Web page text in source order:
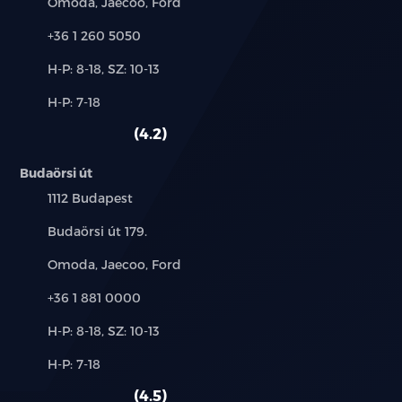
Telefon:
+36 1 260 5050
Új-
használt
H-P: 8-18, SZ: 10-13
Alkatrész,
H-P: 7-18
4.2
Budaörsi út
Település:
1112 Budapest
Cím:
Budaörsi út 179.
Márkák:
Omoda, Jaecoo, Ford
Telefon:
+36 1 881 0000
Új-
használt
H-P: 8-18, SZ: 10-13
Alkatrész,
H-P: 7-18
4.5